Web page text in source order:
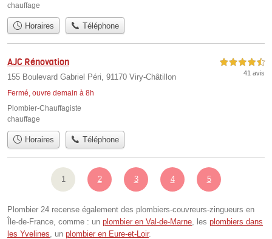
chauffage
Horaires Téléphone
AJC Rénovation
155 Boulevard Gabriel Péri, 91170 Viry-Châtillon
Fermé, ouvre demain à 8h
4,5 étoiles sur 5
41 avis
Plombier-Chauffagiste
chauffage
Horaires Téléphone
1 2 3 4 5
Plombier 24 recense également des plombiers-couvreurs-zingueurs en
Île-de-France, comme : un plombier en Val-de-Marne , les plombiers dans
les Yvelines , un plombier en Eure-et-Loir.